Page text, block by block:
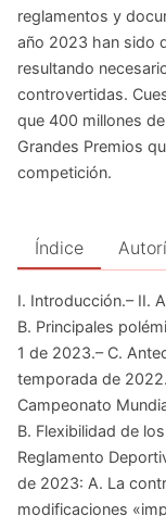
reglamentos y
año 2023 han sido
resultando
controvertidas.
que 400 millones
Grandes Premios
competición.
Índice
I. Introducción.– II.
B. Principales
1 de 2023.– C.
temporada de
Campeonato
B. Flexibilidad de
Reglamento
de 2023: A. La
modificaciones